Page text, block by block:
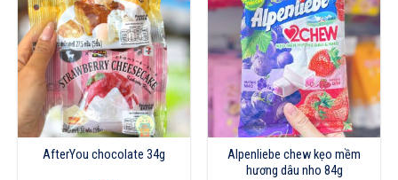
AfterYou chocolate 34g
Alpenliebe chew kẹo mềm
hương dâu nho 84g